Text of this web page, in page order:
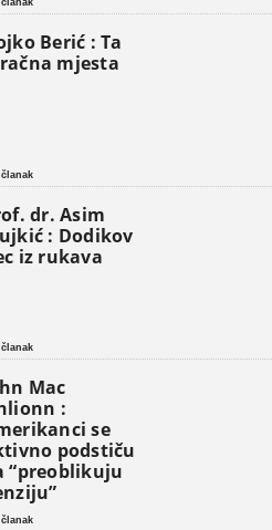
Berić : Ta
mjesta
dr. Asim
: Dodikov
iz rukava
Mac
:
se
podstiču
“preoblikuju